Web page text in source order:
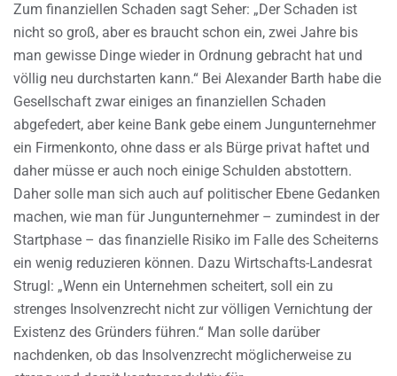
Zum finanziellen Schaden sagt Seher: „Der Schaden ist
nicht so groß, aber es braucht schon ein, zwei Jahre bis
man gewisse Dinge wieder in Ordnung gebracht hat und
völlig neu durchstarten kann.“ Bei Alexander Barth habe die
Gesellschaft zwar einiges an finanziellen Schaden
abgefedert, aber keine Bank gebe einem Jungunternehmer
ein Firmenkonto, ohne dass er als Bürge privat haftet und
daher müsse er auch noch einige Schulden abstottern.
Daher solle man sich auch auf politischer Ebene Gedanken
machen, wie man für Jungunternehmer – zumindest in der
Startphase – das finanzielle Risiko im Falle des Scheiterns
ein wenig reduzieren können. Dazu Wirtschafts-Landesrat
Strugl: „Wenn ein Unternehmen scheitert, soll ein zu
strenges Insolvenzrecht nicht zur völligen Vernichtung der
Existenz des Gründers führen.“ Man solle darüber
nachdenken, ob das Insolvenzrecht möglicherweise zu